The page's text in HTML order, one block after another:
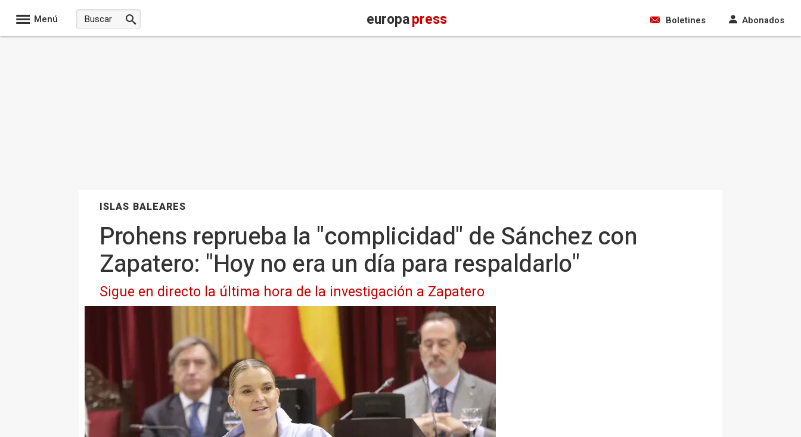
Menú europapress Boletines Abonados
ISLAS BALEARES
Prohens reprueba la "complicidad" de Sánchez con
Zapatero: "Hoy no era un día para respaldarlo"
Sigue en directo la última hora de la investigación a Zapatero